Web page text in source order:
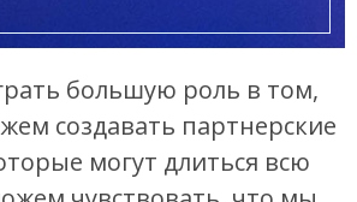
большую роль в том,
создавать партнерские
могут длиться всю